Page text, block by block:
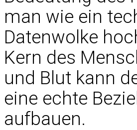
man wie ein
Datenwolke
Kern des
und Blut kann
eine echte
aufbauen.